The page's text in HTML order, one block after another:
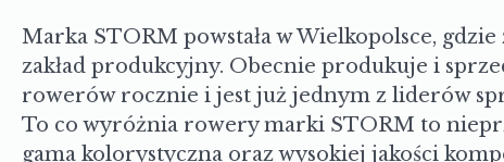
Marka STORM powstała w Wielkopolsce,
zakład produkcyjny. Obecnie produkuje i
rowerów rocznie i jest już jednym z liderów
To co wyróżnia rowery marki STORM to